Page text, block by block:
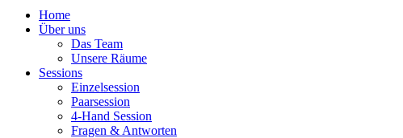
Home
Über uns
Das Team
Unsere Räume
Sessions
Einzelsession
Paarsession
4-Hand Session
Fragen & Antworten